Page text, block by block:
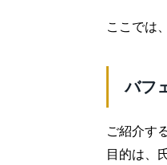
ここでは
バフ
ご紹介す
目的は、